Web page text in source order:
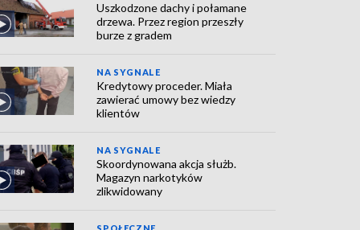
Uszkodzone dachy i połamane
drzewa. Przez region przeszły
burze z gradem
NA SYGNALE
Kredytowy proceder. Miała
zawierać umowy bez wiedzy
klientów
NA SYGNALE
Skoordynowana akcja służb.
Magazyn narkotyków
zlikwidowany